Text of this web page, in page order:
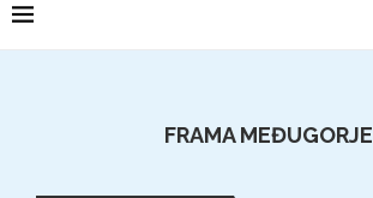
FRAMA MEĐUGORJE